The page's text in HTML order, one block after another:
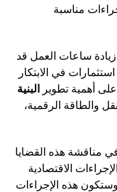
مناسبة
ساعات العمل قد
في الابتكار
أهمية تطوير
البنية
والطاقة الرقمية،
مناقشة هذه القضايا
الاقتصادية
وستكون هذه الإجراءات